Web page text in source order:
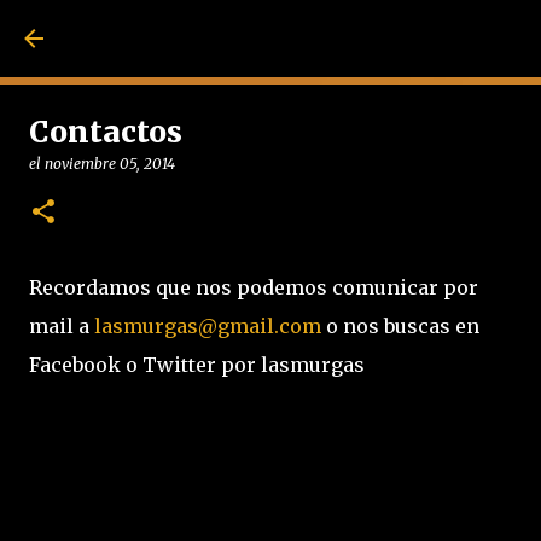
Contactos
el noviembre 05, 2014
Recordamos que nos podemos comunicar por
mail a lasmurgas@gmail.com o nos buscas en
Facebook o Twitter por lasmurgas